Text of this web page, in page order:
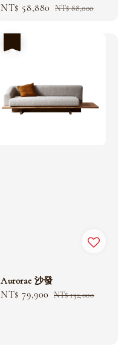
Sale
NT$ 58,880 Regular
NT$ 88,000
Aurorae 沙發
Sale
NT$ 79,900 Regular
NT$ 132,000